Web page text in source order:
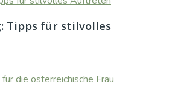
Tipps für stilvolles